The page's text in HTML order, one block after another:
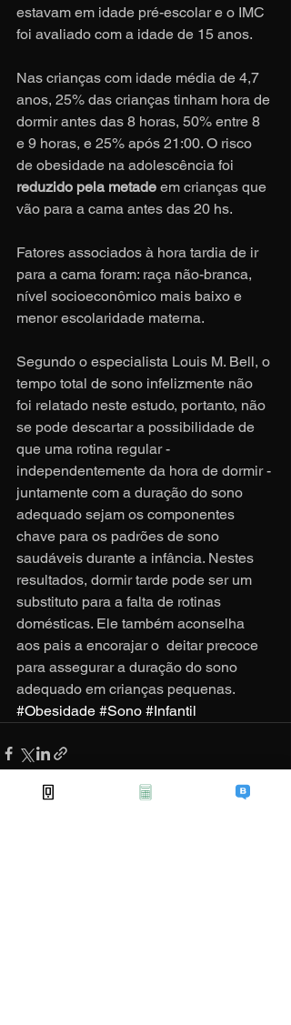
estavam em idade pré-escolar e o IMC
foi avaliado com a idade de 15 anos.
Nas crianças com idade média de 4,7
anos, 25% das crianças tinham hora de
dormir antes das 8 horas, 50% entre 8
e 9 horas, e 25% após 21:00. O risco
de obesidade na adolescência foi
reduzido pela metade em crianças que
vão para a cama antes das 20 hs.
Fatores associados à hora tardia de ir
para a cama foram: raça não-branca,
nível socioeconômico mais baixo e
menor escolaridade materna.
Segundo o especialista Louis M. Bell, o
tempo total de sono infelizmente não
foi relatado neste estudo, portanto, não
se pode descartar a possibilidade de
que uma rotina regular -
independentemente da hora de dormir -
juntamente com a duração do sono
adequado sejam os componentes
chave para os padrões de sono
saudáveis ​​durante a infância. Nestes
resultados, dormir tarde pode ser um
substituto para a falta de rotinas
domésticas. Ele também aconselha
aos pais a encorajar o  deitar precoce
para assegurar a duração do sono
adequado em crianças pequenas.
#Obesidade #Sono #Infantil